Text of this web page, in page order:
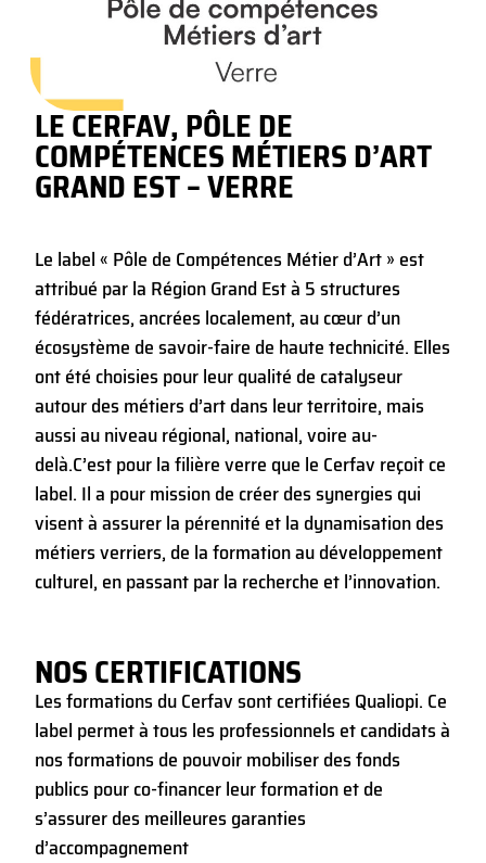
LE CERFAV, PÔLE DE
COMPÉTENCES MÉTIERS D’ART
GRAND EST – VERRE
Le label « Pôle de Compétences Métier d’Art » est
attribué par la Région Grand Est à 5 structures
fédératrices, ancrées localement, au cœur d’un
écosystème de savoir-faire de haute technicité. Elles
ont été choisies pour leur qualité de catalyseur
autour des métiers d’art dans leur territoire, mais
aussi au niveau régional, national, voire au-
delà.C’est pour la filière verre que le Cerfav reçoit ce
label. Il a pour mission de créer des synergies qui
visent à assurer la pérennité et la dynamisation des
métiers verriers, de la formation au développement
culturel, en passant par la recherche et l’innovation.
NOS CERTIFICATIONS
Les formations du Cerfav sont certifiées Qualiopi. Ce
label permet à tous les professionnels et candidats à
nos formations de pouvoir mobiliser des fonds
publics pour co-financer leur formation et de
s’assurer des meilleures garanties
d’accompagnement